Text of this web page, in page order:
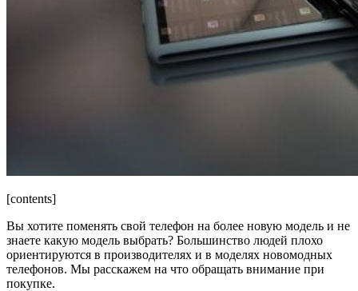
[contents]
Вы хотите поменять свой телефон на более новую модель и не
знаете какую модель выбрать? Большинство людей плохо
ориентируются в производителях и в моделях новомодных
телефонов. Мы расскажем на что обращать внимание при
покупке.